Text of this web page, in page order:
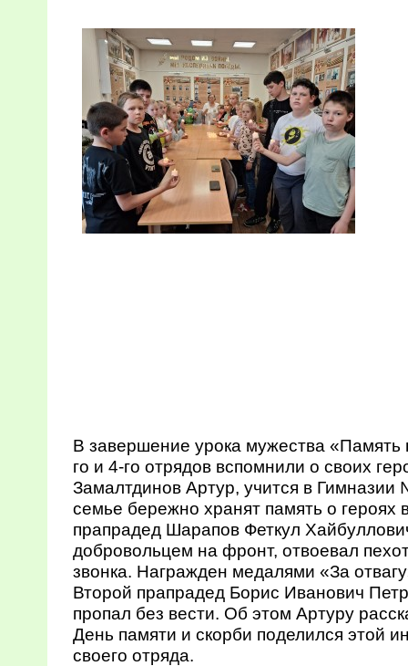
В завершение урока мужества «Память
го и 4-го отрядов вспомнили о своих
Замалтдинов Артур, учится в Гимназии
семье бережно хранят память о
прапрадед Шарапов Феткул
добровольцем на фронт, отвоевал
звонка. Награжден медалями «За
Второй прапрадед Борис Иванович
пропал без вести. Об этом Артуру
День памяти и скорби поделился этой
своего отряда.